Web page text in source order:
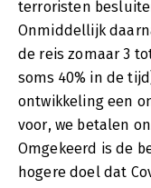
terroristen
Onmiddellijk
de reis zomaar 3
soms 40% in de
ontwikkeling een
voor, we betalen
Omgekeerd is de
hogere doel dat